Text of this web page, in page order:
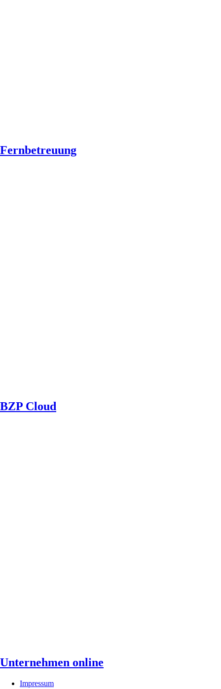
Fernbetreuung
BZP Cloud
Unternehmen online
Impressum